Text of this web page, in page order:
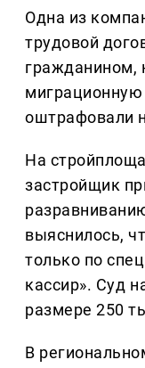
Одна из
трудовой
гражданином,
оштрафовали
На
застройщик
выяснилось,
только по
кассир». Суд
размере 250
В